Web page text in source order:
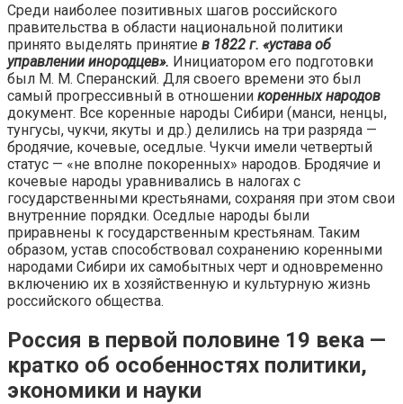
Среди наиболее позитивных шагов российского
правительства в области национальной политики
принято выделять принятие в 1822 г. «устава об
управлении инородцев». Инициатором его подготовки
был М. М. Сперанский. Для своего времени это был
самый прогрессивный в отношении коренных народов
документ. Все коренные народы Сибири (манси, ненцы,
тунгусы, чукчи, якуты и др.) делились на три разряда —
бродячие, кочевые, оседлые. Чукчи имели четвертый
статус — «не вполне покоренных» народов. Бродячие и
кочевые народы уравнивались в налогах с
государственными крестьянами, сохраняя при этом свои
внутренние порядки. Оседлые народы были
приравнены к государственным крестьянам. Таким
образом, устав способствовал сохранению коренными
народами Сибири их самобытных черт и одновременно
включению их в хозяйственную и культурную жизнь
российского общества.
Россия в первой половине 19 века —
кратко об особенностях политики,
экономики и науки